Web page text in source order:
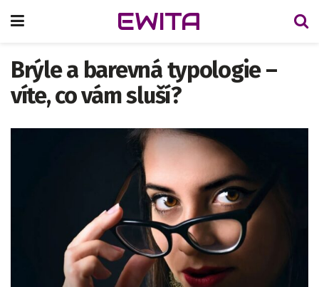
EWITA
Brýle a barevná typologie –
víte, co vám sluší?